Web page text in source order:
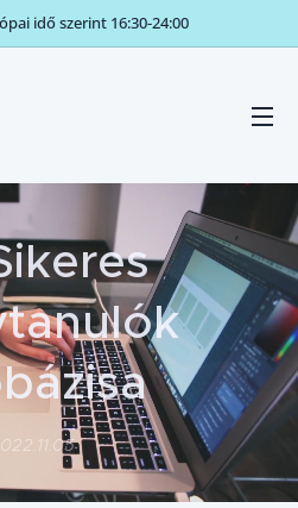
idő szerint 16:30-24:00